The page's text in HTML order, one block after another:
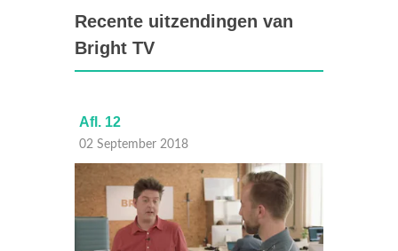
Recente uitzendingen van
Bright TV
Afl. 12
02 September 2018